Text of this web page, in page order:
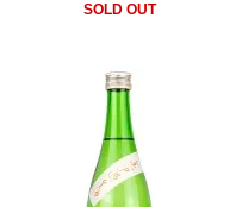
SOLD OUT